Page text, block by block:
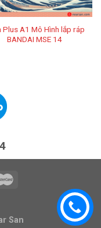
Plus A1 Mô Hình lắp ráp
BANDAI MSE 14
San